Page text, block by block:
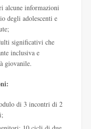
alcune informazioni
degli adolescenti e
significativi che
inclusiva e
giovanile.
di 3 incontri di 2